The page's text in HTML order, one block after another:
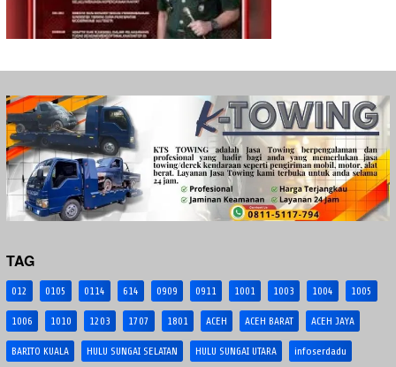
TAG
012 0105 0114 614 0909 0911 1001 1003 1004 1005
1006 1010 1203 1707 1801 ACEH ACEH BARAT ACEH JAYA
BARITO KUALA HULU SUNGAI SELATAN HULU SUNGAI UTARA infoserdadu